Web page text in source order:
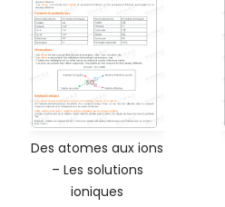
Des atomes aux ions
– Les solutions
ioniques